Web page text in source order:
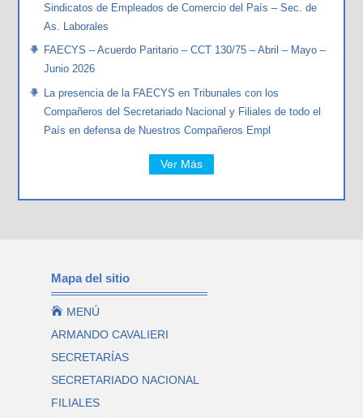
Sindicatos de Empleados de Comercio del País – Sec. de
As. Laborales
FAECYS – Acuerdo Paritario – CCT 130/75 – Abril – Mayo –
Junio 2026
La presencia de la FAECYS en Tribunales con los
Compañeros del Secretariado Nacional y Filiales de todo el
País en defensa de Nuestros Compañeros Empl
Ver Más
Mapa del sitio
 MENÚ
ARMANDO CAVALIERI
SECRETARÍAS
SECRETARIADO NACIONAL
FILIALES